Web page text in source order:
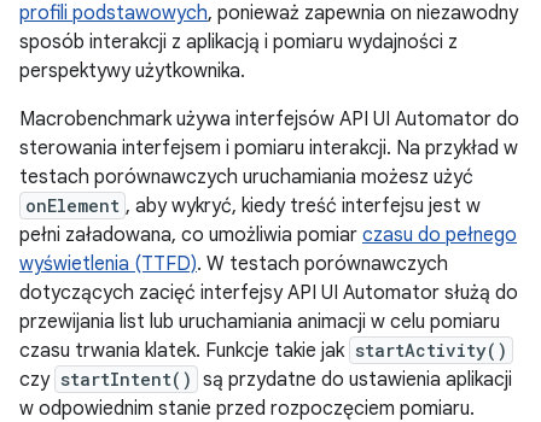
profili podstawowych, ponieważ zapewnia on niezawodny
sposób interakcji z aplikacją i pomiaru wydajności z
perspektywy użytkownika.
Macrobenchmark używa interfejsów API UI Automator do
sterowania interfejsem i pomiaru interakcji. Na przykład w
testach porównawczych uruchamiania możesz użyć
onElement , aby wykryć, kiedy treść interfejsu jest w
pełni załadowana, co umożliwia pomiar czasu do pełnego
wyświetlenia (TTFD). W testach porównawczych
dotyczących zacięć interfejsy API UI Automator służą do
przewijania list lub uruchamiania animacji w celu pomiaru
czasu trwania klatek. Funkcje takie jak startActivity()
czy startIntent() są przydatne do ustawienia aplikacji
w odpowiednim stanie przed rozpoczęciem pomiaru.